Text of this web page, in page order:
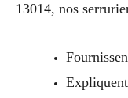
13014, nos